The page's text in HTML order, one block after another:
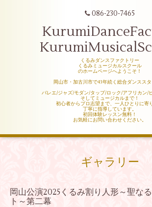
086-230-7465
くるみダンスファクトリー
くるみミュージカルスクール
のホームページへようこそ！
岡山市・加古川市で43年続く総合ダンススタ
バレエ/ジャズ/モダン/タップ/ロック/アフリカン/
そしてミュージカルまで！
初心者からプロ志望まで、一人ひとりに寄
丁寧に指導しています。
初回体験レッスン無料！
お気軽にお問い合わせください。
ギャラリー
岡山公演2025くるみ割り人形～聖な
ト～第二幕